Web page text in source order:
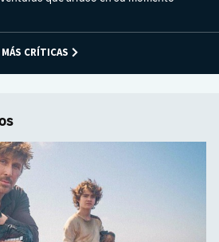
MÁS CRÍTICAS